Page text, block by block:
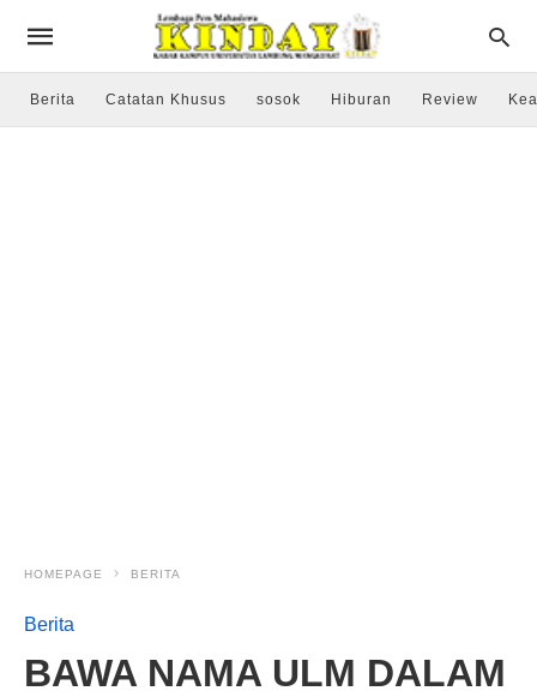
Berita Catatan Khusus sosok Hiburan Review
HOMEPAGE BERITA
Berita
BAWA NAMA ULM DALAM